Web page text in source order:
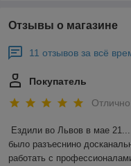
Отзывы о магазине
11 отзывов за всё
Покупатель
Отлично
Ездили во Львов в мае
было разъеснино
работать с